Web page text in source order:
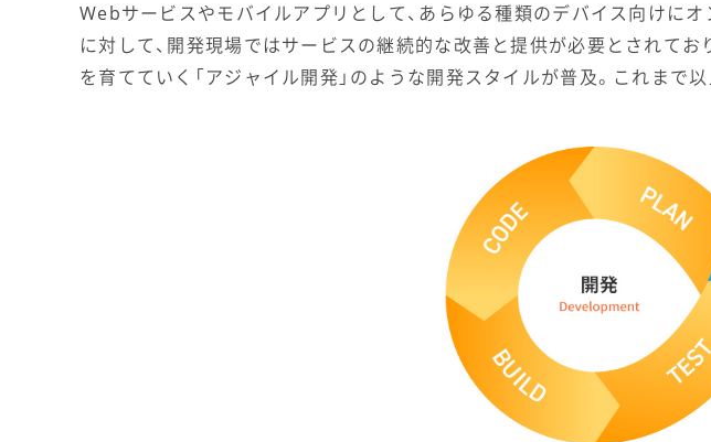
Webサービスやモバイルアプリとして、あらゆる種類のデバイス向けに
に対して、開発現場ではサービスの継続的な改善と提供が必要とされてお
を育てていく「アジャイル開発」のような開発スタイルが普及。これま